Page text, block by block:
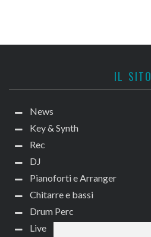
IL SITO
News
Key & Synth
Rec
DJ
Pianoforti e Arranger
Chitarre e bassi
Drum Perc
Live